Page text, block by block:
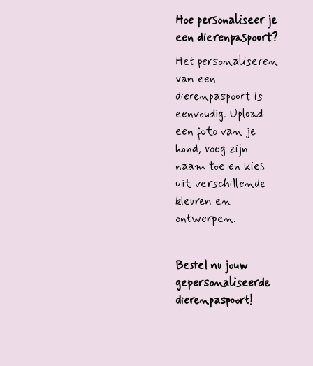
Hoe personaliseer je
een dierenpaspoort?
Het personaliseren
van een
dierenpaspoort is
eenvoudig. Upload
een foto van je
hond, voeg zijn
naam toe en kies
uit verschillende
kleuren en
ontwerpen.
Bestel nu jouw
gepersonaliseerde
dierenpaspoort!